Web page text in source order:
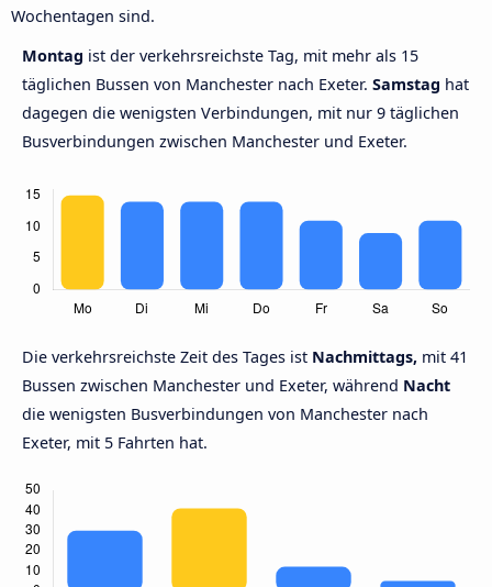
Wochentagen sind.
Montag ist der verkehrsreichste Tag, mit mehr als 15
täglichen Bussen von Manchester nach Exeter. Samstag hat
dagegen die wenigsten Verbindungen, mit nur 9 täglichen
Busverbindungen zwischen Manchester und Exeter.
Die verkehrsreichste Zeit des Tages ist Nachmittags, mit 41
Bussen zwischen Manchester und Exeter, während Nacht
die wenigsten Busverbindungen von Manchester nach
Exeter, mit 5 Fahrten hat.